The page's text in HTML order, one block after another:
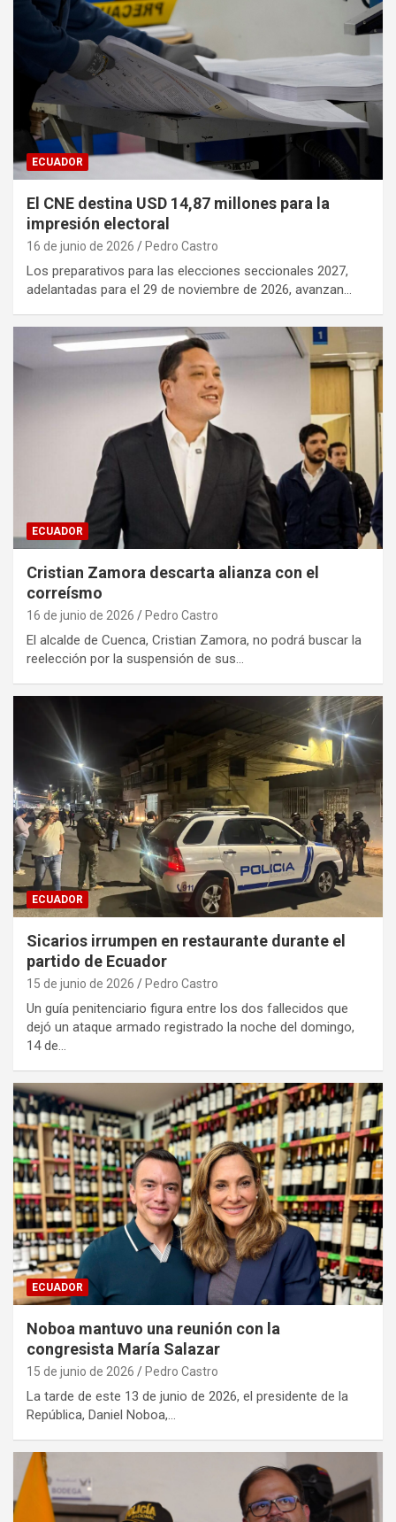
ECUADOR
El CNE destina USD 14,87 millones para la
impresión electoral
16 de junio de 2026 Pedro Castro
Los preparativos para las elecciones seccionales 2027,
adelantadas para el 29 de noviembre de 2026, avanzan…
ECUADOR
Cristian Zamora descarta alianza con el
correísmo
16 de junio de 2026 Pedro Castro
El alcalde de Cuenca, Cristian Zamora, no podrá buscar la
reelección por la suspensión de sus…
ECUADOR
Sicarios irrumpen en restaurante durante el
partido de Ecuador
15 de junio de 2026 Pedro Castro
Un guía penitenciario figura entre los dos fallecidos que
dejó un ataque armado registrado la noche del domingo,
14 de…
ECUADOR
Noboa mantuvo una reunión con la
congresista María Salazar
15 de junio de 2026 Pedro Castro
La tarde de este 13 de junio de 2026, el presidente de la
República, Daniel Noboa,…